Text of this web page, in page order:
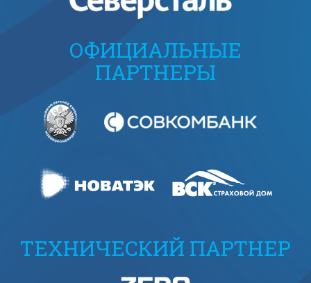
ОФИЦИАЛЬНЫЕ
ПАРТНЕРЫ
ТЕХНИЧЕСКИЙ ПАРТНЕР